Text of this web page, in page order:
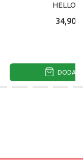
HELLO
34,90
DODAJ